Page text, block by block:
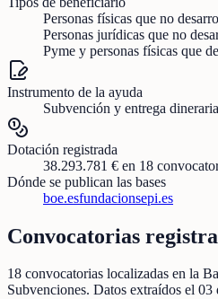
Personas físicas que no
Personas jurídicas que no
Pyme y personas físicas que
Instrumento de la ayuda
Subvención y entrega
Dotación registrada
38.293.781 € en 18
Dónde se publican las bases
boe.esfundacionsepi.es
Convocatorias
18 convocatorias localizadas en la
Subvenciones. Datos extraídos el 03